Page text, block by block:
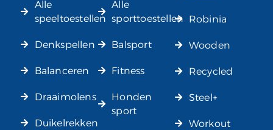
Alle
speeltoestellen
Denkspellen
Balanceren
Draaimolens
Duikelrekken
Alle
sporttoestellen
Balsport
Fitness
Honden
sport
Robinia
Wooden
Recycled
Steel+
Workout